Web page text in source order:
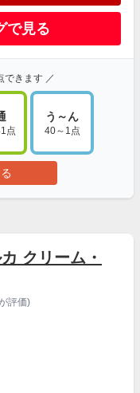
で見る
できます ／
点
う～ん
40～1点
クリーム・
評価)